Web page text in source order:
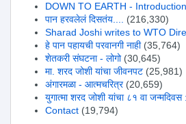
DOWN TO EARTH - Introduction
पान हरवलेलं दिसतंय....
(216,330)
Sharad Joshi writes to WTO
हे पान पहायची परवानगी नाही (35,764)
शेतकरी संघटना - लोगो (30,645)
मा. शरद जोशी यांचा जीवनपट (25,981)
अंगारमळा - आत्मचरित्र (20,659)
युगात्मा शरद जोशी यांचा ८१ वा जन्मदिवस
Contact (19,794)